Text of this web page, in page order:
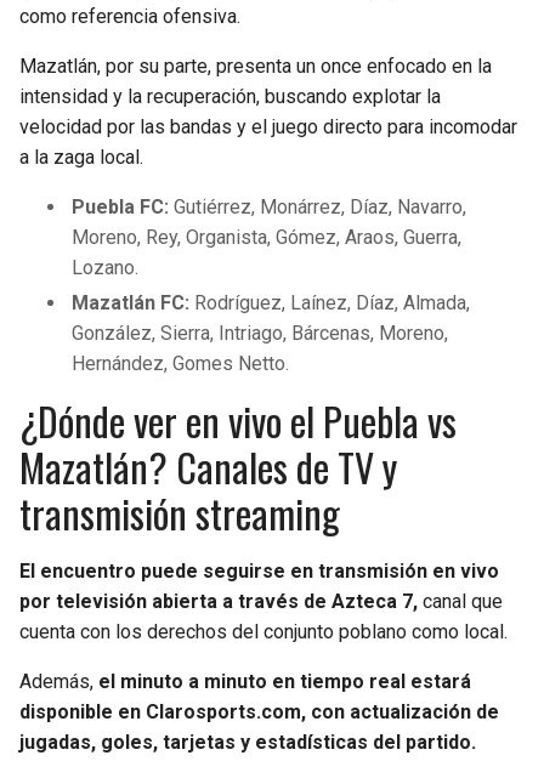
como referencia ofensiva.
Mazatlán, por su parte, presenta un once enfocado en la
intensidad y la recuperación, buscando explotar la
velocidad por las bandas y el juego directo para incomodar
a la zaga local.
Puebla FC: Gutiérrez, Monárrez, Díaz, Navarro,
Moreno, Rey, Organista, Gómez, Araos, Guerra,
Lozano.
Mazatlán FC: Rodríguez, Laínez, Díaz, Almada,
González, Sierra, Intriago, Bárcenas, Moreno,
Hernández, Gomes Netto.
¿Dónde ver en vivo el Puebla vs
Mazatlán? Canales de TV y
transmisión streaming
El encuentro puede seguirse en transmisión en vivo
por televisión abierta a través de Azteca 7, canal que
cuenta con los derechos del conjunto poblano como local.
Además, el minuto a minuto en tiempo real estará
disponible en Clarosports.com, con actualización de
jugadas, goles, tarjetas y estadísticas del partido.